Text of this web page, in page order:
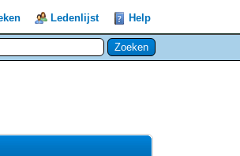
Ledenlijst Help